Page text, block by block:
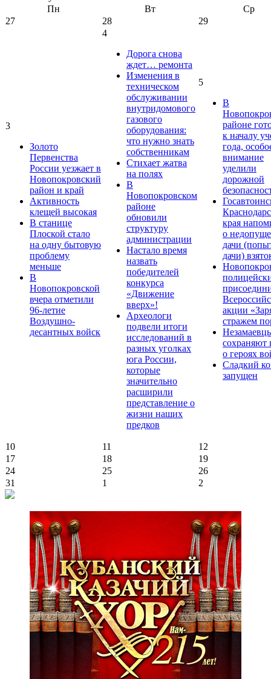
Пн
Вт
Ср
27
28 29
3
Золото
Первенства
России уезжает в
Новопокровский
район и край
Активность
клещей высокая
В станице
Плоской стало
на одну бытовую
проблему
меньше
В
Новопокровской
вчера отметили
96-летие
Воздушно-
десантных войск
4
Дорога снова
ждет… ремонта
Изменения в
техническом
обслуживании
внутридомового
газового
оборудования:
что нужно знать
собственникам
Стихает жатва
на полях
В
Новопокровском
районе
обновили
структуру
администрации
Настало время
назвать
победителей
конкурса
«Движение
вверх»!
Археологи
подвели итоги
исследований в
разных уголках
юга России,
которые
значительно
расширили
представление о
жизни наших
предков
5
В
районе
к началу
года,
внимание
уделили
дорожной
края
о
дачи
дачи)
акции
стражем
сохраняют
о героях
Сладкий
запущен
10 11
12
17
18
19
24
25
26
31
1 2